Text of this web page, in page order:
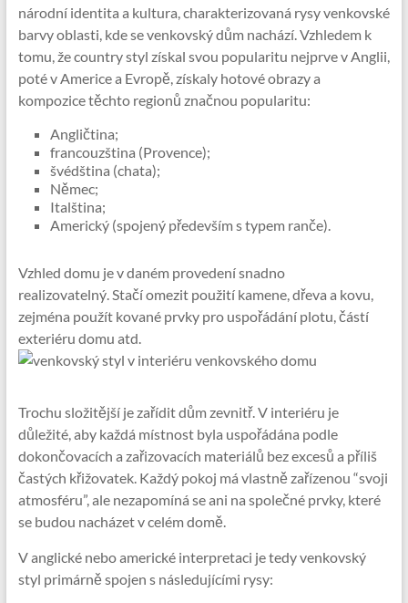
národní identita a kultura, charakterizovaná rysy venkovské
barvy oblasti, kde se venkovský dům nachází. Vzhledem k
tomu, že country styl získal svou popularitu nejprve v Anglii,
poté v Americe a Evropě, získaly hotové obrazy a
kompozice těchto regionů značnou popularitu:
Angličtina;
francouzština (Provence);
švédština (chata);
Němec;
Italština;
Americký (spojený především s typem ranče).
Vzhled domu je v daném provedení snadno
realizovatelný. Stačí omezit použití kamene, dřeva a kovu,
zejména použít kované prvky pro uspořádání plotu, částí
exteriéru domu atd.
Trochu složitější je zařídit dům zevnitř. V interiéru je
důležité, aby každá místnost byla uspořádána podle
dokončovacích a zařizovacích materiálů bez excesů a příliš
častých křižovatek. Každý pokoj má vlastně zařízenou “svoji
atmosféru”, ale nezapomíná se ani na společné prvky, které
se budou nacházet v celém domě.
V anglické nebo americké interpretaci je tedy venkovský
styl primárně spojen s následujícími rysy: